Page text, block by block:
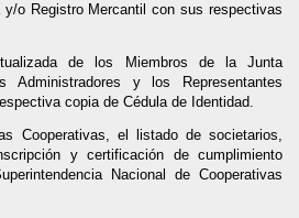
o Registro Mercantil con sus respectivas
de los Miembros de la Junta
Administradores y los Representantes
copia de Cédula de Identidad.
Cooperativas, el listado de societarios,
y certificación de cumplimiento
Nacional de Cooperativas